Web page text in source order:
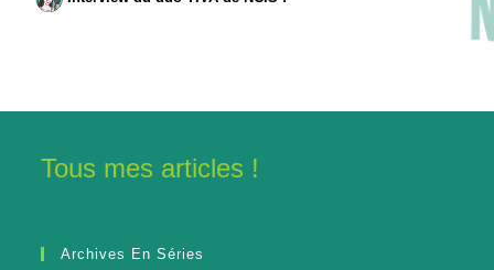
Tous mes articles !
Archives En Séries